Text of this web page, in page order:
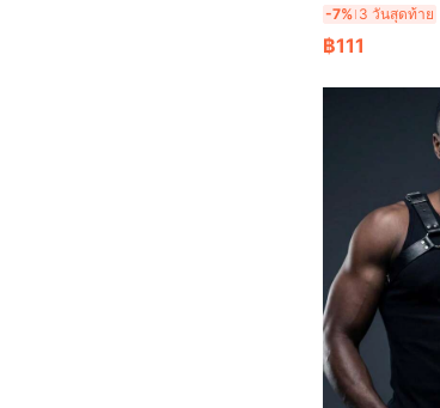
-7% 3 วันสุดท้าย
฿111